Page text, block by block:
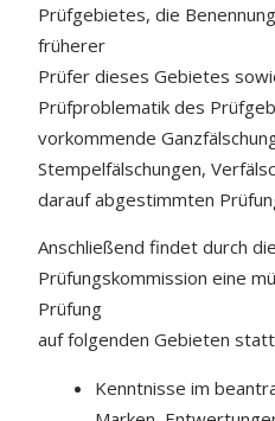
Prüfgebietes, die
früherer
Prüfer dieses Gebietes
Prüfproblematik des
vorkommende
Stempelfälschungen,
darauf abgestimmten
Anschließend findet durch
Prüfungskommission eine
Prüfung
auf folgenden Gebieten
Kenntnisse im